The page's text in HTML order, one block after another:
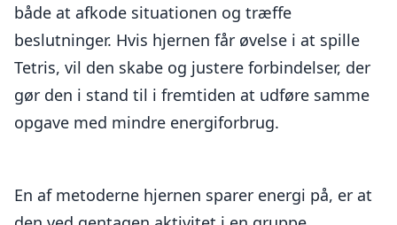
både at afkode situationen og træffe
beslutninger. Hvis hjernen får øvelse i at spille
Tetris, vil den skabe og justere forbindelser, der
gør den i stand til i fremtiden at udføre samme
opgave med mindre energiforbrug.
En af metoderne hjernen sparer energi på, er at